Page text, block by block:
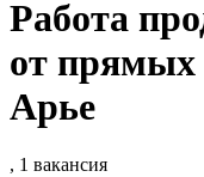
Работа
от прямых
Арье
, 1 вакансия